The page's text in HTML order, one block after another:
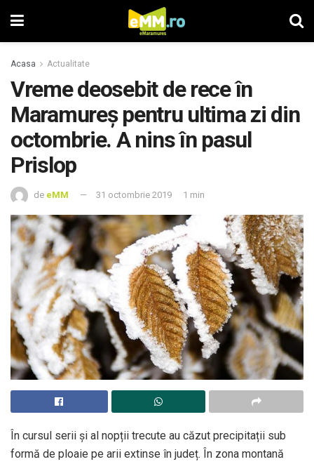
Acasa Actualitate
Vreme deosebit de rece în
Maramureş pentru ultima zi din
octombrie. A nins în pasul
Prislop
de eMM 31 octombrie 2019 1 min
În cursul serii și al nopții trecute au căzut precipitații sub
formă de ploaie pe arii extinse în județ. În zona montană